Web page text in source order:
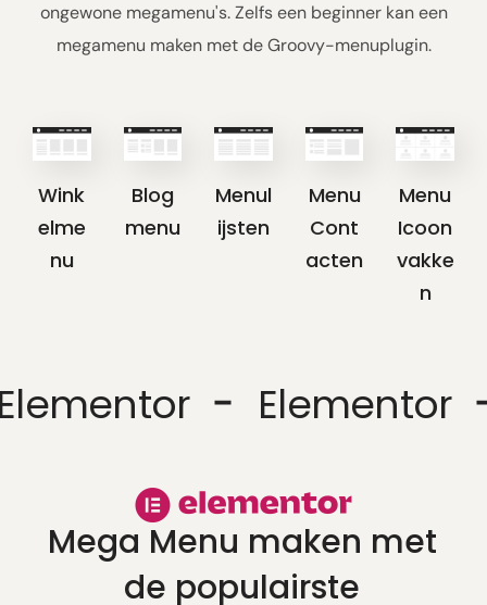
ongewone megamenu's. Zelfs een beginner kan een
megamenu maken met de Groovy-menuplugin.
Wink
elme
nu
Blog
menu
Menul
ijsten
Menu
Cont
acten
Menu
Icoon
vakke
n
- Elementor
Mega Menu maken met
de populairste